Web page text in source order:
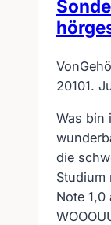
Von
20101.
Was bin
die
Note